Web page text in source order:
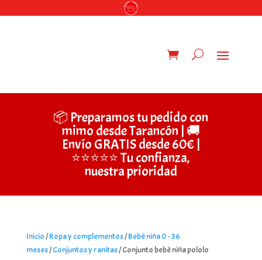
📦 Preparamos tu pedido con
mimo desde Tarancón | 🚚
Envío GRATIS desde 60€ |
⭐⭐⭐⭐⭐ Tu confianza,
nuestra prioridad
Inicio/Ropa y complementos/Bebé niña 0 - 36
meses/Conjuntos y ranitas/ Conjunto bebé niña pololo